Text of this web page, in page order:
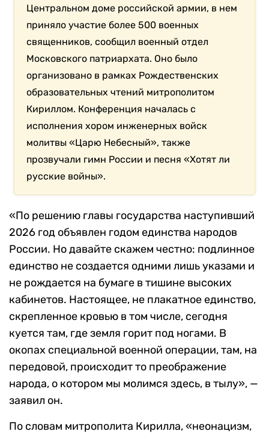
Центральном доме российской армии, в нем
приняло участие более 500 военных
священников, сообщил военный отдел
Московского патриархата. Оно было
организовано в рамках Рождественских
образовательных чтений митрополитом
Кириллом. Конференция началась с
исполнения хором инженерных войск
молитвы «Царю Небесный», также
прозвучали гимн России и песня «Хотят ли
русские войны».
«По решению главы государства наступивший
2026 год объявлен годом единства народов
России. Но давайте скажем честно: подлинное
единство не создается одними лишь указами и
не рождается на бумаге в тишине высоких
кабинетов. Настоящее, не плакатное единство,
скрепленное кровью в том числе, сегодня
куется там, где земля горит под ногами. В
окопах специальной военной операции, там, на
передовой, происходит то преображение
народа, о котором мы молимся здесь, в тылу», —
заявил он.
По словам митрополита Кирилла, «неонацизм,